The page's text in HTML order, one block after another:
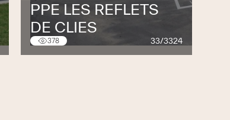
PPE LES REFLETS
DE CLIES
378 33/3324